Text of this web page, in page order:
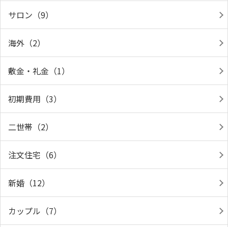
サロン（9）
海外（2）
敷金・礼金（1）
初期費用（3）
二世帯（2）
注文住宅（6）
新婚（12）
カップル（7）